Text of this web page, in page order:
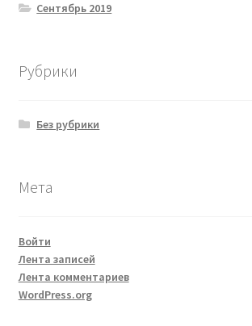
Сентябрь 2019
Рубрики
Без рубрики
Мета
Войти
Лента записей
Лента комментариев
WordPress.org